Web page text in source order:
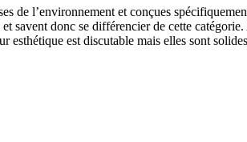
de l’environnement et conçues
savent donc se différencier de cette
esthétique est discutable mais elles sont